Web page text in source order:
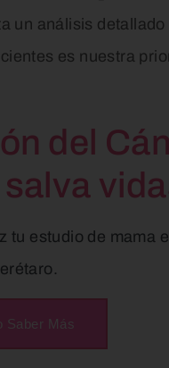
un análisis
es nuestra
del
tu estudio de mama
Saber Más